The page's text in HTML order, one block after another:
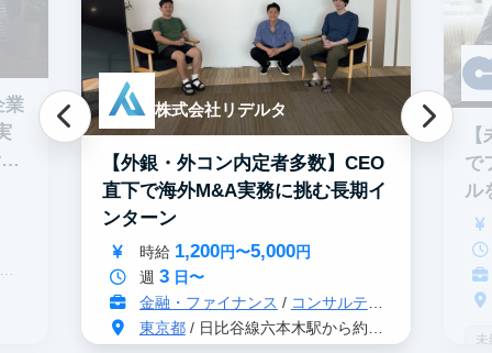
業
株式会社リデルタ
【外銀・外コン内定者多数】CEO
直下で海外M&A実務に挑む長期イ
ンターン
時給 1,200円〜5,000円
週 3日〜
金融・ファイナンス / コンサルティング
東京都/ 日比谷線六本木駅から約5分
で
ル
未